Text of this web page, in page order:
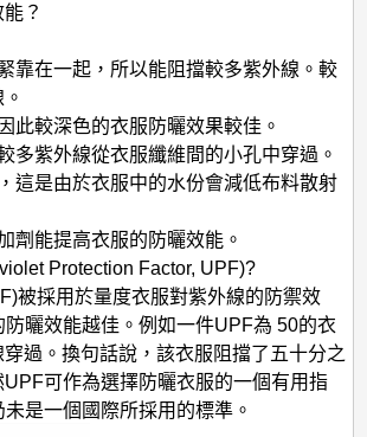
？
靠在一起，所以能阻擋較多紫外線。較
此較深色的衣服防曬效果較佳。
多紫外線從衣服纖維間的小孔中穿過。
這是由於衣服中的水份會減低布料散射
劑能提高衣服的防曬效能。
Protection Factor, UPF)?
被採用於量度衣服對紫外線的防禦效
曬效能越佳。例如一件UPF為 50的衣
過。換句話說，該衣服阻擋了五十分之
可作為選擇防曬衣服的一個有用指
是一個國際所採用的標準。